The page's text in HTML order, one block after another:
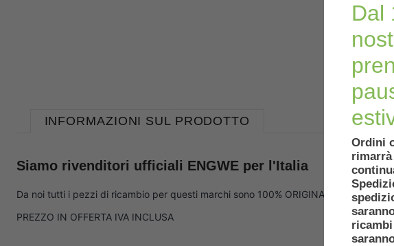
INFORMAZIONI SUL PRODOTTO
Siamo rivenditori ufficiali ENGWE per l'Italia
Da noi tutti i pezzi di ricambio per questi marchi sono 100% ORIGINALI
PREZZO IN OFFERTA IVA INCLUSA
Dal
Ordini